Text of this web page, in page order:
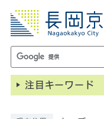
注目キーワード